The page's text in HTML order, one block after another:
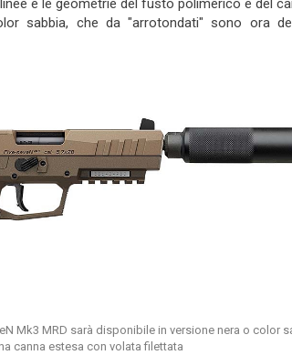
e le geometrie del fusto polimerico e del
sabbia, che da "arrotondati" sono ora
Mk3 MRD sarà disponibile in versione nera o color
canna estesa con volata filettata